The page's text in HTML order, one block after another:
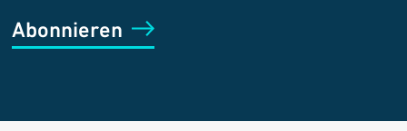
Abonnieren